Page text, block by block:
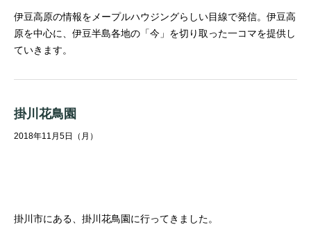
伊豆高原の情報をメープルハウジングらしい目線で発信。 伊豆高
原を中心に、伊豆半島各地の「今」を切り取った一コマを提供し
ていきます。
掛川花鳥園
2018年11月5日（月）
掛川市にある、掛川花鳥園に行ってきました。